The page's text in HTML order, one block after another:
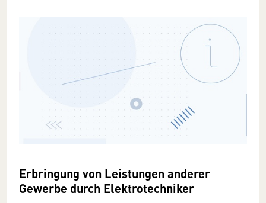
Erbringung von Leistungen anderer
Gewerbe durch Elektrotechniker